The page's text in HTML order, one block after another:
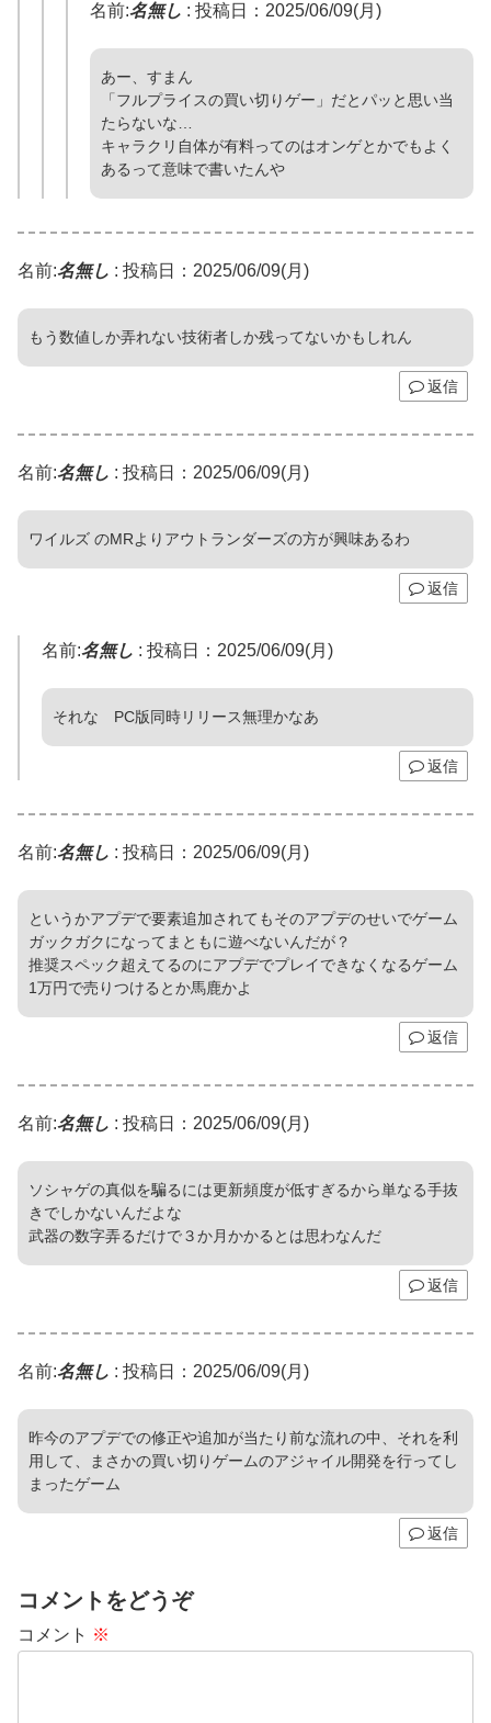
名前:名無し : 投稿日：2025/06/09(月)
あー、すまん
「フルプライスの買い切りゲー」だとパッと思い当
たらないな…
キャラクリ自体が有料ってのはオンゲとかでもよく
あるって意味で書いたんや
名前:名無し : 投稿日：2025/06/09(月)
もう数値しか弄れない技術者しか残ってないかもしれん
返信
名前:名無し : 投稿日：2025/06/09(月)
ワイルズ のMRよりアウトランダーズの方が興味あるわ
返信
名前:名無し : 投稿日：2025/06/09(月)
それな PC版同時リリース無理かなあ
返信
名前:名無し : 投稿日：2025/06/09(月)
というかアプデで要素追加されてもそのアプデのせいでゲーム
ガックガクになってまともに遊べないんだが？
推奨スペック超えてるのにアプデでプレイできなくなるゲーム
1万円で売りつけるとか馬鹿かよ
返信
名前:名無し : 投稿日：2025/06/09(月)
ソシャゲの真似を騙るには更新頻度が低すぎるから単なる手抜
きでしかないんだよな
武器の数字弄るだけで３か月かかるとは思わなんだ
返信
名前:名無し : 投稿日：2025/06/09(月)
昨今のアプデでの修正や追加が当たり前な流れの中、それを利
用して、まさかの買い切りゲームのアジャイル開発を行ってし
まったゲーム
返信
コメントをどうぞ
コメント ※